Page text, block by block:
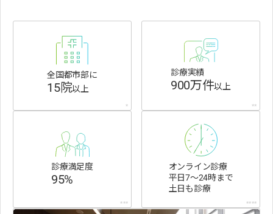
全国都市部に
15院以上
*
診療実績
900万件以上
**
診療満足度
95%
***
オンライン診療
平日7〜24時まで
土日も診療
****